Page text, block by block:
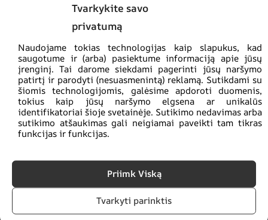
Tvarkykite savo
privatumą
Naudojame tokias technologijas kaip slapukus, kad
saugotume ir (arba) pasiektume informaciją apie jūsų
įrenginį. Tai darome siekdami pagerinti jūsų naršymo
patirtį ir parodyti (nesuasmenintą) reklamą. Sutikdami su
šiomis technologijomis, galėsime apdoroti duomenis,
tokius kaip jūsų naršymo elgsena ar unikalūs
identifikatoriai šioje svetainėje. Sutikimo nedavimas arba
sutikimo atšaukimas gali neigiamai paveikti tam tikras
funkcijas ir funkcijas.
Priimk Viską
Tvarkyti parinktis
- + Į KREPŠELĮ
Pridėti prie mėgstamiausių
UŽSISAKYKITE FOTOTAPETO PAVYZDĮ
TEIRAUKITĖS DĖL GAMINIO